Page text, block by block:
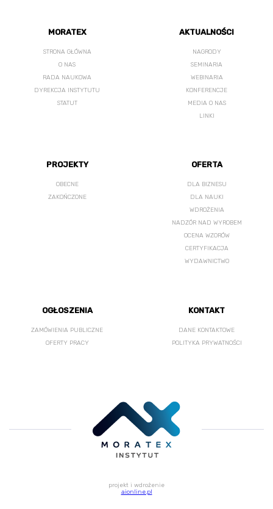
MORATEX
STRONA GŁÓWNA
O NAS
RADA NAUKOWA
DYREKCJA INSTYTUTU
STATUT
AKTUALNOŚCI
NAGRODY
SEMINARIA
WEBINARIA
KONFERENCJE
MEDIA O NAS
LINKI
PROJEKTY
OBECNE
ZAKOŃCZONE
OFERTA
DLA BIZNESU
DLA NAUKI
WDROŻENIA
NADZÓR NAD WYROBEM
OCENA WZORÓW
CERTYFIKACJA
WYDAWNICTWO
OGŁOSZENIA
ZAMÓWIENIA PUBLICZNE
OFERTY PRACY
KONTAKT
DANE KONTAKTOWE
POLITYKA PRYWATNOŚCI
projekt i wdrożenie
aionline.pl